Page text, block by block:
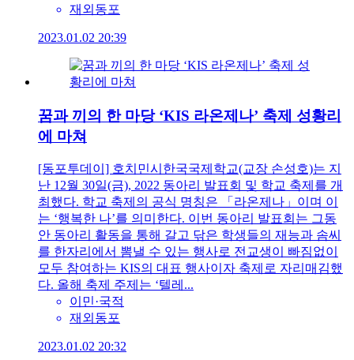
재외동포
2023.01.02 20:39
꿈과 끼의 한 마당 ‘KIS 라온제나’ 축제 성황리
에 마쳐
[동포투데이] 호치민시한국국제학교(교장 손성호)는 지
난 12월 30일(금), 2022 동아리 발표회 및 학교 축제를 개
최했다. 학교 축제의 공식 명칭은 「라온제나」이며 이
는 ‘행복한 나’를 의미한다. 이번 동아리 발표회는 그동
안 동아리 활동을 통해 갈고 닦은 학생들의 재능과 솜씨
를 한자리에서 뽐낼 수 있는 행사로 전교생이 빠짐없이
모두 참여하는 KIS의 대표 행사이자 축제로 자리매김했
다. 올해 축제 주제는 ‘텔레...
이민·국적
재외동포
2023.01.02 20:32